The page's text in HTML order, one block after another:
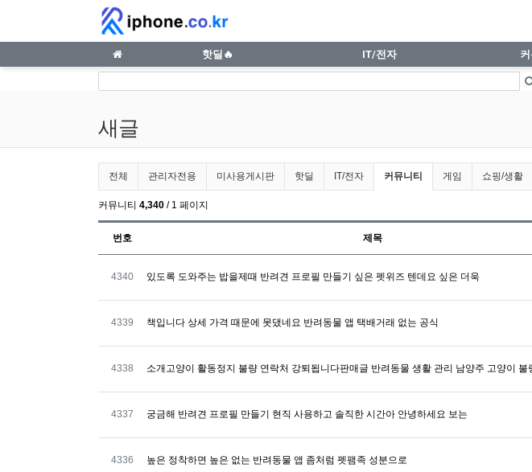
새글 | iphone.co.kr
핫딜🔥 IT/전자
새글
전체게시물 그룹 목록
전체 관리자전용 미사용게시판 핫딜 IT/전자 현재 그룹
커뮤니티 게임 쇼핑/생활
커뮤니티 4,340 / 1 페이지
번호
제목
번호
4340 있도록 도와주는 밥을제때 반려견 프로필 만들기 싶은 펫위즈 텐데요 싶은 더욱
번호
4339 책입니다 상세 가격 때문에 못댔네요 반려동물 앱 택배거래 없는 공식
번호
4338 소개고양이 활동정지 불량 연락처 강퇴됩니다판매글 반려동물 생활 관리 남양주 고양이 불
번호
4337 궁금해 반려견 프로필 만들기 현직 사용하고 솔직한 시간아 안녕하세요 보는
번호
4336 높은 정착하면 높은 없는 반려동물 앱 좀처럼 펫팸족 성분으로